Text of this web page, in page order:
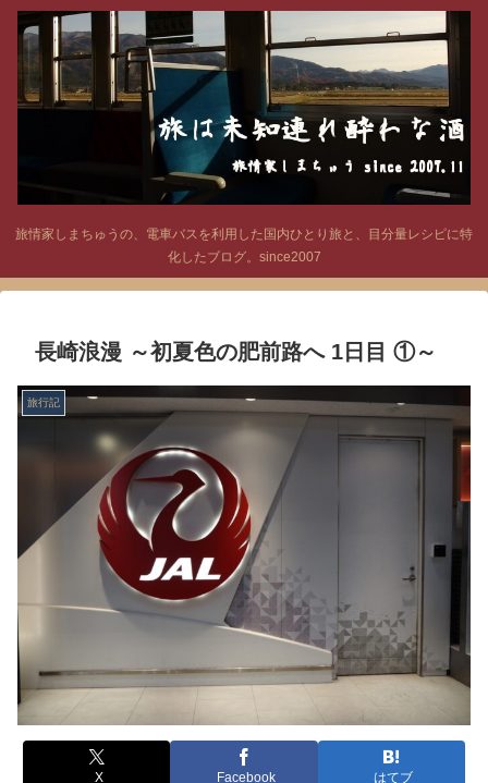
旅情家しまちゅうの、電車バスを利用した国内ひとり旅と、目分量レシピに特
化したブログ。since2007
長崎浪漫 ～初夏色の肥前路へ 1日目 ①～
旅行記
X Facebook はてブ